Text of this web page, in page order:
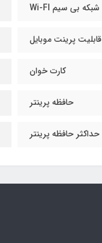
شبکه بی سیم Wi-FI
قابلیت پرینت موبایل
کارت خوان
حافظه پرینتر
حداکثر حافظه پرینتر